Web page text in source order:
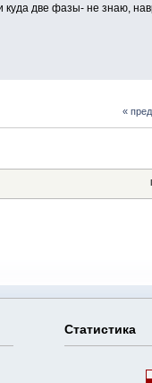
две фазы- не знаю,
«
Статистика